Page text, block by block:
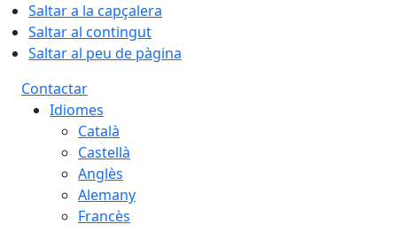
Saltar a la capçalera
Saltar al contingut
Saltar al peu de pàgina
Contactar
Idiomes
Català
Castellà
Anglès
Alemany
Francès